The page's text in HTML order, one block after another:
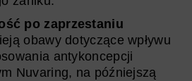
po zaprzestaniu
obawy dotyczące wpływu
antykoncepcji
Nuvaring, na późniejszą